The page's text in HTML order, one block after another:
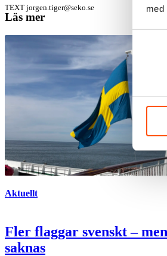
med
TEXT jorgen.tiger@seko.se
Läs mer
Aktuellt
Fler flaggar svenskt –
saknas